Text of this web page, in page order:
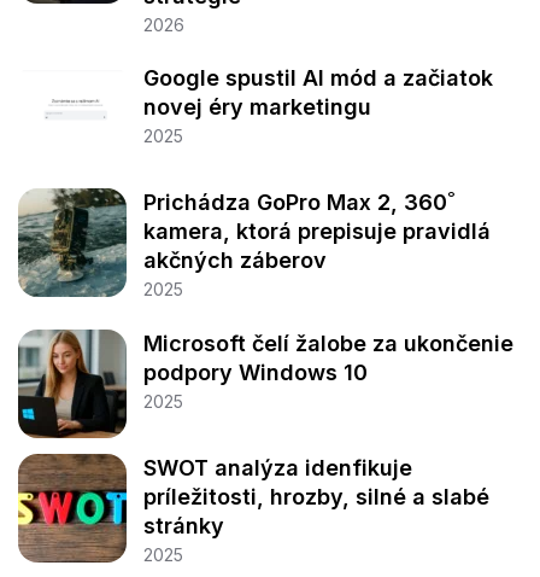
2026
Google spustil AI mód a začiatok
novej éry marketingu
2025
Prichádza GoPro Max 2, 360˚
kamera, ktorá prepisuje pravidlá
akčných záberov
2025
Microsoft čelí žalobe za ukončenie
podpory Windows 10
2025
SWOT analýza idenfikuje
príležitosti, hrozby, silné a slabé
stránky
2025